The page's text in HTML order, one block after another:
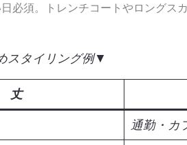
必須。トレンチコートやロングス
スタイリング例▼
丈
通勤・カ